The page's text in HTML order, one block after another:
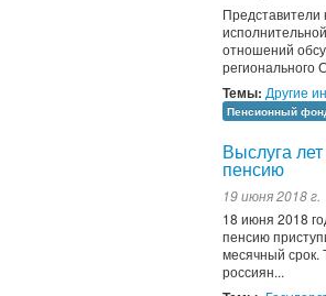
отношений
Темы: Другие
Пенсионный
Выслуга
пенсию
19 июня 2018 г.
18 июня 2018
пенсию
месячный срок.
россиян...